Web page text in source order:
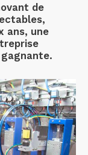
de
ans, une